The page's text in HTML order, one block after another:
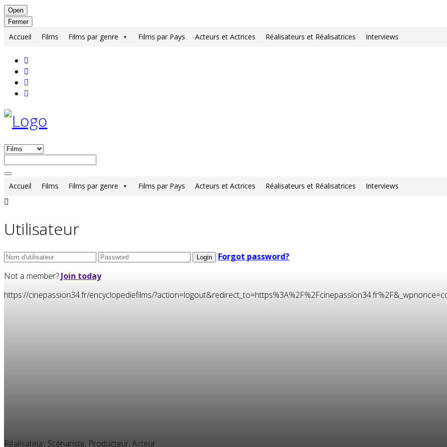
Open
Fermer
Accueil Films Films par genre Films par Pays Acteurs et Actrices Réalisateurs et Réalisatrices Interviews
Accueil Films Films par genre Films par Pays Acteurs et Actrices Réalisateurs et Réalisatrices Interviews
Utilisateur
Forgot password?
Not a member? Join today
https://cinepassion34.fr/encyclopediefilms/
Réalisateur, Scénariste, Producteur, Acteur